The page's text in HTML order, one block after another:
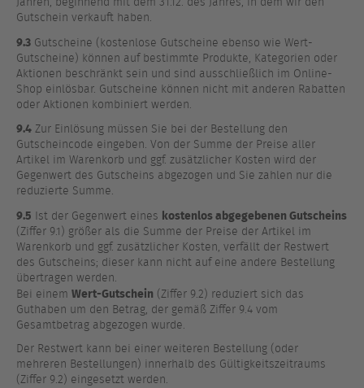
Gutschein verkauft haben.
9.3 Gutscheine (kostenlose Gutscheine ebenso wie Wert-
Gutscheine) können auf bestimmte Produkte, Kategorien oder
Aktionen beschränkt sein und sind ausschließlich im Online-
Shop einlösbar. Gutscheine können nicht mit anderen Rabatten
oder Aktionen kombiniert werden.
9.4 Zur Einlösung müssen Sie bei der Bestellung den
Gutscheincode eingeben. Von der Summe der Preise aller
Artikel im Warenkorb und ggf. zusätzlicher Kosten wird der
Gegenwert des Gutscheins abgezogen und Sie zahlen nur die
reduzierte Summe.
9.5 Ist der Gegenwert eines kostenlos abgegebenen Gutscheins
(Ziffer 9.1) größer als die Summe der Preise der Artikel im
Warenkorb und ggf. zusätzlicher Kosten, verfällt der Restwert
des Gutscheins; dieser kann nicht auf eine andere Bestellung
übertragen werden.
Bei einem Wert-Gutschein (Ziffer 9.2) reduziert sich das
Guthaben um den Betrag, der gemäß Ziffer 9.4 vom
Gesamtbetrag abgezogen wurde.
Der Restwert kann bei einer weiteren Bestellung (oder
mehreren Bestellungen) innerhalb des Gültigkeitszeitraums
(Ziffer 9.2) eingesetzt werden.